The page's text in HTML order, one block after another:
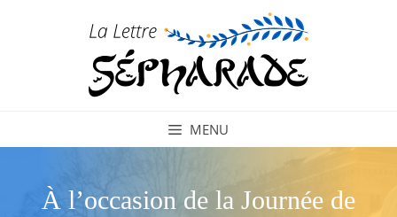
MENU
À l’occasion de la Journée de